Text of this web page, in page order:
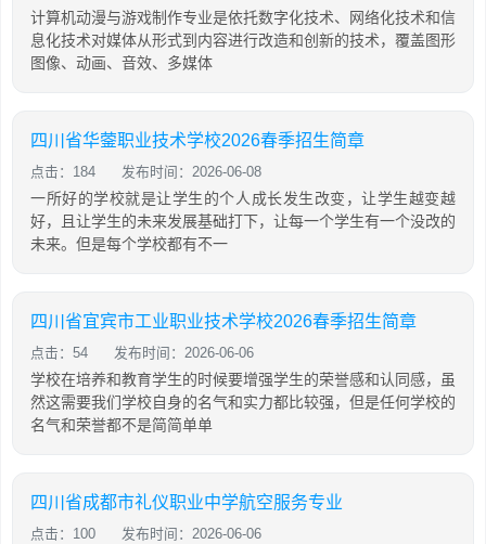
计算机动漫与游戏制作专业是依托数字化技术、网络化技术和信
息化技术对媒体从形式到内容进行改造和创新的技术，覆盖图形
图像、动画、音效、多媒体
四川省华蓥职业技术学校2026春季招生简章
点击：184 发布时间：2026-06-08
一所好的学校就是让学生的个人成长发生改变，让学生越变越
好，且让学生的未来发展基础打下，让每一个学生有一个没改的
未来。但是每个学校都有不一
四川省宜宾市工业职业技术学校2026春季招生简章
点击：54 发布时间：2026-06-06
学校在培养和教育学生的时候要增强学生的荣誉感和认同感，虽
然这需要我们学校自身的名气和实力都比较强，但是任何学校的
名气和荣誉都不是简简单单
四川省成都市礼仪职业中学航空服务专业
点击：100 发布时间：2026-06-06